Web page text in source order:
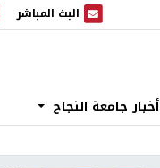
البث المباشر
البث المباشر
أخبار جامعة النجاح